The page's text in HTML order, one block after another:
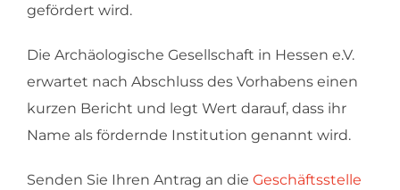
gefördert wird.
Die Archäologische Gesellschaft in Hessen e.V.
erwartet nach Abschluss des Vorhabens einen
kurzen Bericht und legt Wert darauf, dass ihr
Name als fördernde Institution genannt wird.
Senden Sie Ihren Antrag an die Geschäftsstelle